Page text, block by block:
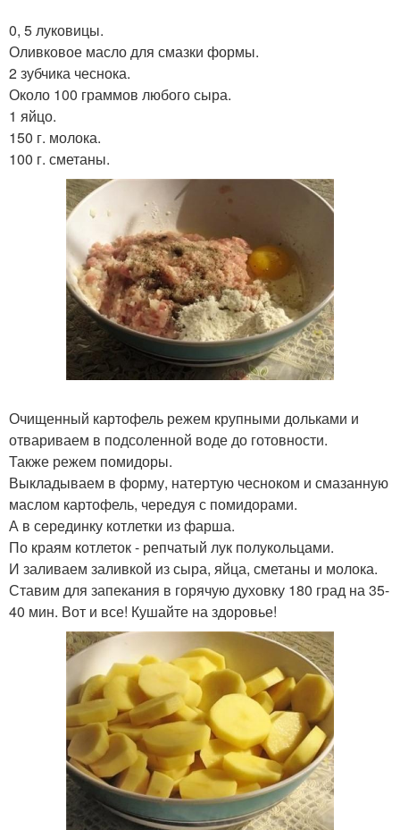
0, 5 луковицы.
Оливковое масло для смазки формы.
2 зубчика чеснока.
Около 100 граммов любого сыра.
1 яйцо.
150 г. молока.
100 г. сметаны.
Очищенный картофель режем крупными дольками и
отвариваем в подсоленной воде до готовности.
Также режем помидоры.
Выкладываем в форму, натертую чесноком и смазанную
маслом картофель, чередуя с помидорами.
А в серединку котлетки из фарша.
По краям котлеток - репчатый лук полукольцами.
И заливаем заливкой из сыра, яйца, сметаны и молока.
Ставим для запекания в горячую духовку 180 град на 35-
40 мин. Вот и все! Кушайте на здоровье!